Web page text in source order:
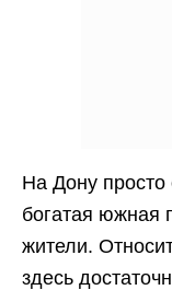
На Дону
богатая южная
жители.
здесь